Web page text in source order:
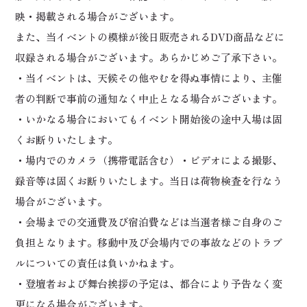
映・掲載される場合がございます。
また、当イベントの模様が後日販売されるDVD商品などに
収録される場合がございます。あらかじめご了承下さい。
・当イベントは、天候その他やむを得ぬ事情により、主催
者の判断で事前の通知なく中止となる場合がございます。
・いかなる場合においてもイベント開始後の途中入場は固
くお断りいたします。
・場内でのカメラ（携帯電話含む）・ビデオによる撮影、
録音等は固くお断りいたします。当日は荷物検査を行なう
場合がございます。
・会場までの交通費及び宿泊費などは当選者様ご自身のご
負担となります。移動中及び会場内での事故などのトラブ
ルについての責任は負いかねます。
・登壇者および舞台挨拶の予定は、都合により予告なく変
更になる場合がございます。